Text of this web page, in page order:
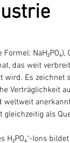
das weit
Es zeichnet
Verträglichkeit
als
Ions